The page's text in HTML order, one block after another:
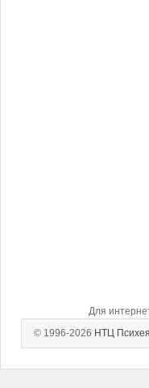
Для
© 1996-2026 НТЦ Психея